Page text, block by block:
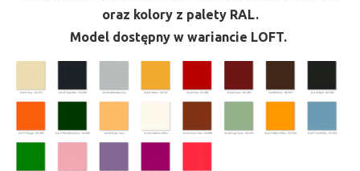
oraz kolory z palety RAL.
Model dostępny w wariancie LOFT.